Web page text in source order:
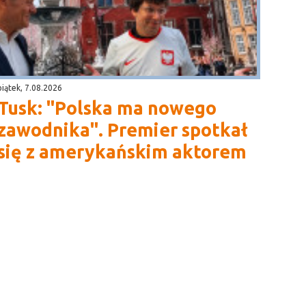
7.08.2026
"Polska ma nowego
Premier spotkał
z amerykańskim aktorem